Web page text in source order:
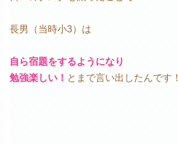
長男（当時小3）は
自ら宿題をするようになり
勉強楽しい！ とまで言い出したんです！